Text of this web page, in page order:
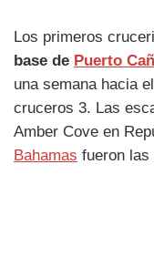
Los primeros
base de Puerto
una semana hacia
cruceros 3. Las
Amber Cove en
Bahamas fueron las